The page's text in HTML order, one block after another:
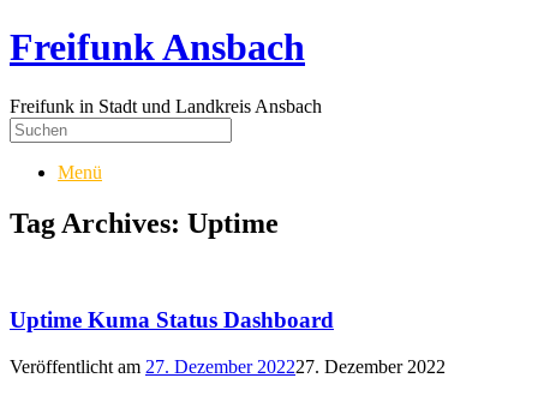
Freifunk Ansbach
Freifunk in Stadt und Landkreis Ansbach
Menü
Tag Archives: Uptime
Uptime Kuma Status Dashboard
Veröffentlicht am 27. Dezember 202227. Dezember 2022